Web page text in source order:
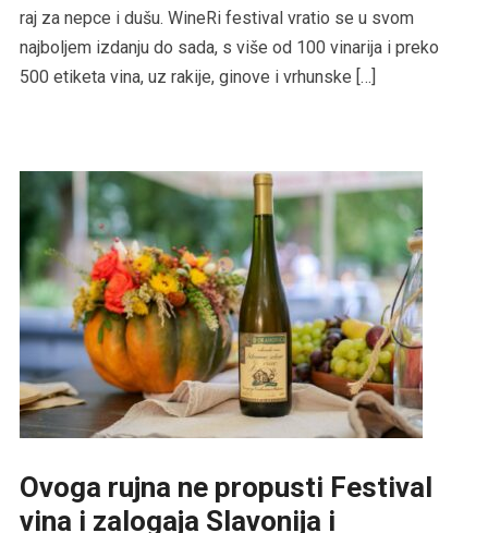
raj za nepce i dušu. WineRi festival vratio se u svom
najboljem izdanju do sada, s više od 100 vinarija i preko
500 etiketa vina, uz rakije, ginove i vrhunske […]
Ovoga rujna ne propusti Festival
vina i zalogaja Slavonija i